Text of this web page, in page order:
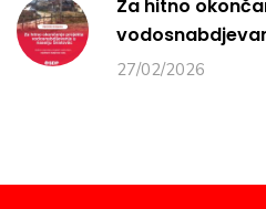
Za hitno
27/02/2026